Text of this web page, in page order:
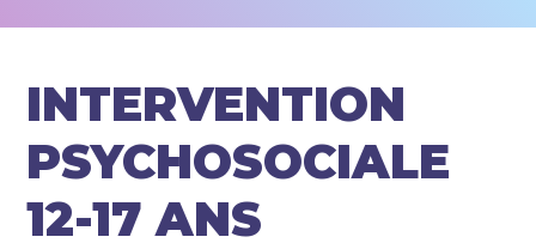
INTERVENTION
PSYCHOSOCIALE
12-17 ANS